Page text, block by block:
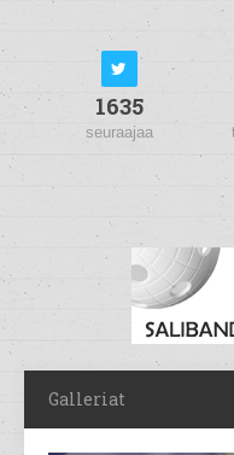
1635
seuraajaa
Galleriat